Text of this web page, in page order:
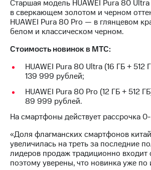
в
регионе
Корпоративное
Корпоративный
секретарь
Раскрытие
информации
Информация
Документы
ПАО
"МТС"
Собрания
Старшая модель HUAWEI Pura 80
в сверкающем золотом и черном
HUAWEI Pura 80 Pro — в глянцевом
белом и классическом черном.
Стоимость новинок в МТС:
HUAWEI Pura 80 Ultra (16 ГБ + 512
139 999 рублей;
HUAWEI Pura 80 Pro (12 ГБ + 512
89 999 рублей.
На смартфоны действует рассрочка
«Доля флагманских смартфонов
увеличилась на треть за последние
лидеров продаж традиционно входит
поэтому уверены, что новинка уже по